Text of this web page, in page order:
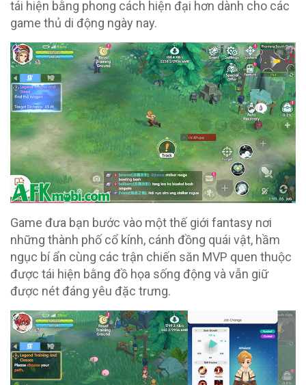
tái hiện bằng phong cách hiện đại hơn dành cho các
game thủ di động ngày nay.
Game đưa bạn bước vào một thế giới fantasy nơi
những thành phố cổ kính, cánh đồng quái vật, hầm
ngục bí ẩn cùng các trận chiến săn MVP quen thuộc
được tái hiện bằng đồ họa sống động và vẫn giữ
được nét đáng yêu đặc trưng.